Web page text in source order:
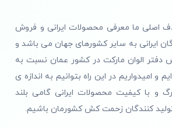
اصلی ما معرفی محصولات ایرانی و فروش
ایرانی به سایر کشورهای جهان می باشد و
دفتر الوان مارکت در کشور عمان نسبت به
و امیدواریم در این راه بتوانیم به اندازه ی
و با کیفیت محصولات ایرانی گامی بلند
تولید کنندگان زحمت کش کشورمان باشیم.